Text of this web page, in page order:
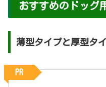
おすすめのドッグ
薄型タイプと厚型タ
PR